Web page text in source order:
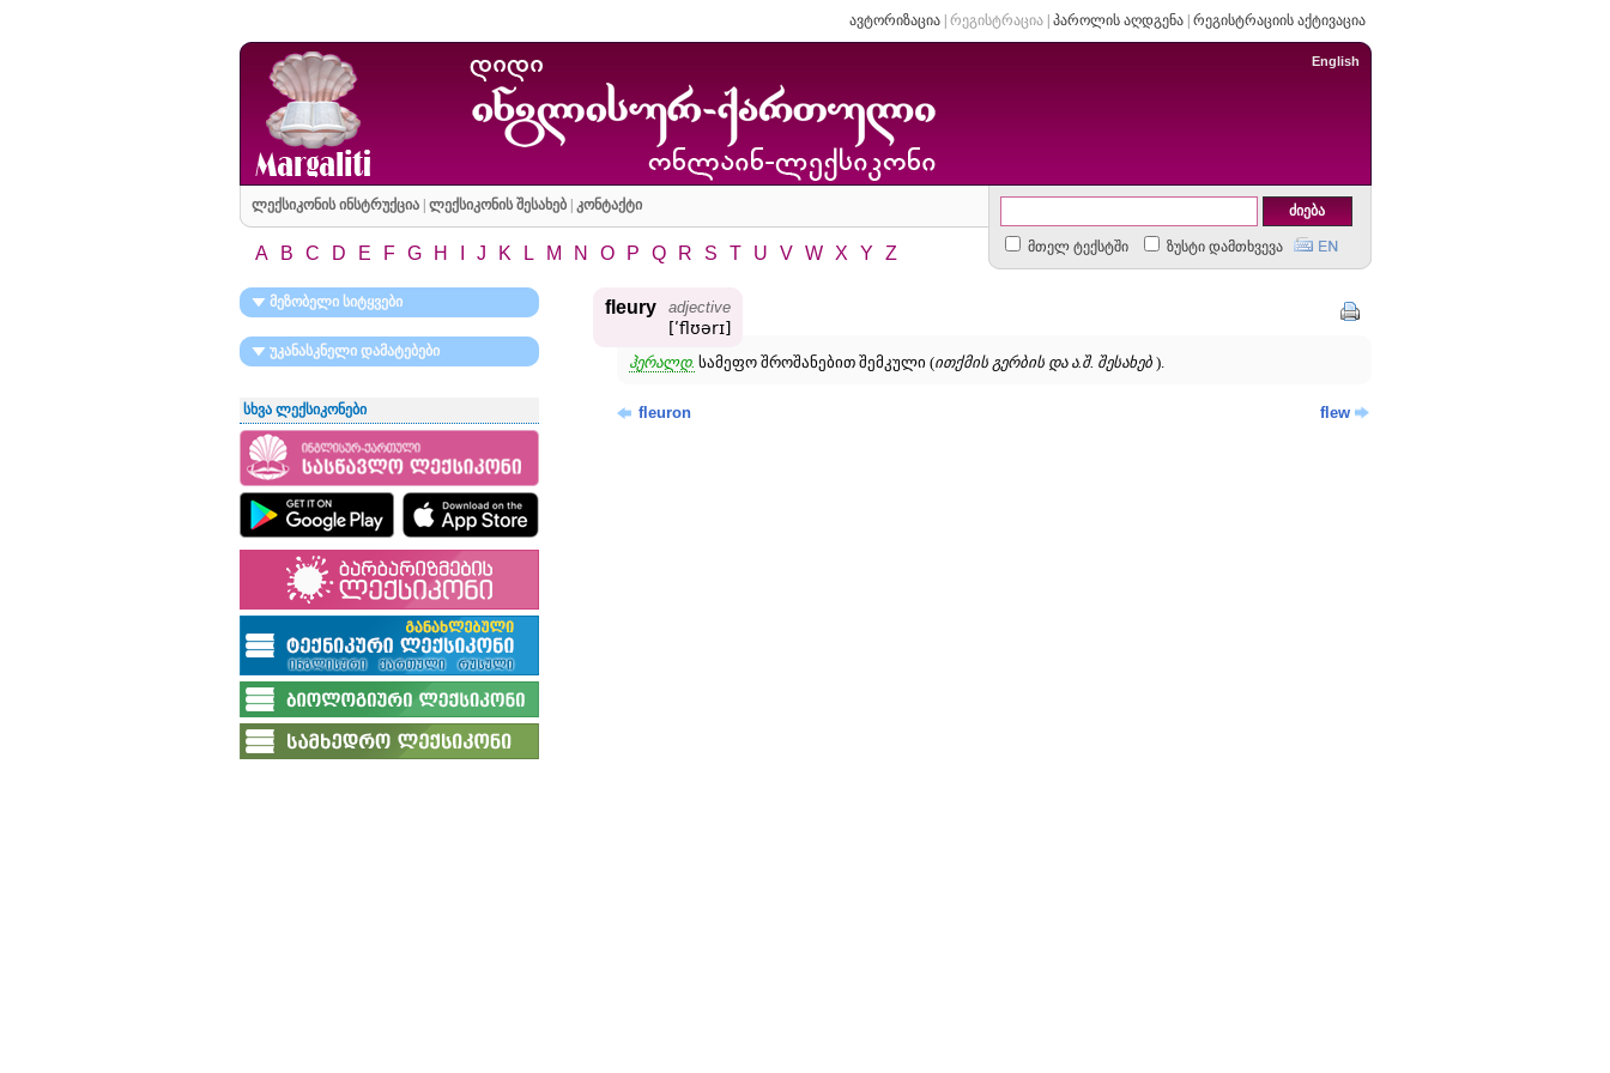
ავტორიზაცია| რეგისტრაცია| პაროლის აღდგენა| რეგისტრაციის აქტივაცია
English
ლექსიკონის ინსტრუქცია| ლექსიკონის შესახებ| კონტაქტი
მთელ ტექსტში ზუსტი დამთხვევა
A B C D E F G H J K L M N O P Q R S T U V W X Y Z
მეზობელი სიტყვები
უკანასკნელი დამატებები
სხვა ლექსიკონები
fleury adjective
[ʹflʊərɪ]
ჰერალდ. სამეფო შროშანებით შემკული (ითქმის გერბის და ა.შ. შესახებ ).
fleuron flew